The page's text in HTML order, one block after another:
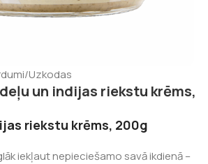
/Uzkodas
un indijas riekstu krēms,
riekstu krēms, 200g
iekļaut nepieciešamo savā ikdienā –